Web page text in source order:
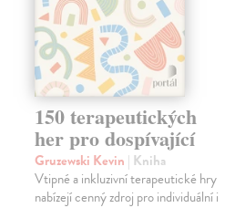
150 terapeutických
her pro dospívající
Gruzewski Kevin | Kniha
Vtipné a inkluzivní terapeutické hry
nabízejí cenný zdroj pro individuální i